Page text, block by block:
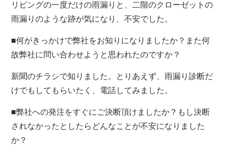
リビングの一度だけの雨漏りと、二階のクローゼットの
雨漏りのような跡が気になり、不安でした。
■何がきっかけで弊社をお知りになりましたか？また何
故弊社に問い合わせようと思われたのですか？
新聞のチラシで知りました。とりあえず、雨漏り診断だ
けでもしてもらいたく、電話してみました。
■弊社への発注をすぐにご決断頂けましたか？もし決断
されなかったとしたらどんなことが不安になりました
か？